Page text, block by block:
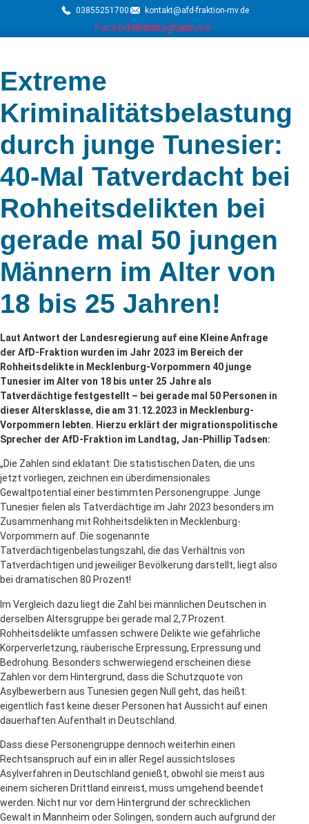
03855251700 kontakt@afd-fraktion-mv.de
FacebookTwitterInstagramYoutube
Extreme
Kriminalitätsbelastung
durch junge Tunesier:
40-Mal Tatverdacht bei
Rohheitsdelikten bei
gerade mal 50 jungen
Männern im Alter von
18 bis 25 Jahren!
Laut Antwort der Landesregierung auf eine Kleine Anfrage
der AfD-Fraktion wurden im Jahr 2023 im Bereich der
Rohheitsdelikte in Mecklenburg-Vorpommern 40 junge
Tunesier im Alter von 18 bis unter 25 Jahre als
Tatverdächtige festgestellt – bei gerade mal 50 Personen in
dieser Altersklasse, die am 31.12.2023 in Mecklenburg-
Vorpommern lebten. Hierzu erklärt der migrationspolitische
Sprecher der AfD-Fraktion im Landtag, Jan-Phillip Tadsen:
„Die Zahlen sind eklatant: Die statistischen Daten, die uns
jetzt vorliegen, zeichnen ein überdimensionales
Gewaltpotential einer bestimmten Personengruppe. Junge
Tunesier fielen als Tatverdächtige im Jahr 2023 besonders im
Zusammenhang mit Rohheitsdelikten in Mecklenburg-
Vorpommern auf. Die sogenannte
Tatverdächtigenbelastungszahl, die das Verhältnis von
Tatverdächtigen und jeweiliger Bevölkerung darstellt, liegt also
bei dramatischen 80 Prozent!
Im Vergleich dazu liegt die Zahl bei männlichen Deutschen in
derselben Altersgruppe bei gerade mal 2,7 Prozent.
Rohheitsdelikte umfassen schwere Delikte wie gefährliche
Körperverletzung, räuberische Erpressung, Erpressung und
Bedrohung. Besonders schwerwiegend erscheinen diese
Zahlen vor dem Hintergrund, dass die Schutzquote von
Asylbewerbern aus Tunesien gegen Null geht, das heißt:
eigentlich fast keine dieser Personen hat Aussicht auf einen
dauerhaften Aufenthalt in Deutschland.
Dass diese Personengruppe dennoch weiterhin einen
Rechtsanspruch auf ein in aller Regel aussichtsloses
Asylverfahren in Deutschland genießt, obwohl sie meist aus
einem sicheren Drittland einreist, muss umgehend beendet
werden. Nicht nur vor dem Hintergrund der schrecklichen
Gewalt in Mannheim oder Solingen, sondern auch aufgrund der